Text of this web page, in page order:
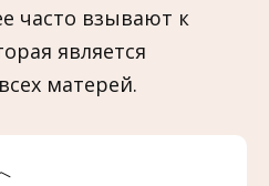
часто взывают к
является
матерей.